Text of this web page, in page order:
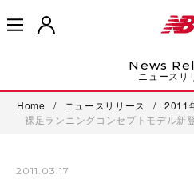
News
ニュースリ
Home / ニュースリリース / 2011
裸足ランニングコンセプトモデル新
2011.03.17